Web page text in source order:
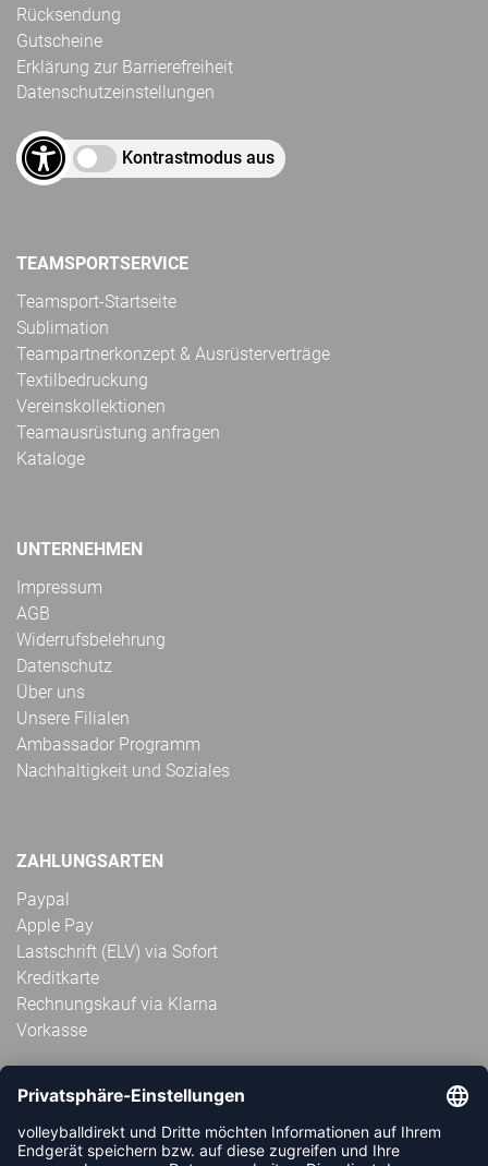
Rücksendung
Gutscheine
Erklärung zur Barrierefreiheit
Datenschutzeinstellungen
Kontrastmodus aus
TEAMSPORTSERVICE
Teamsport-Startseite
Sublimation
Teampartnerkonzept & Ausrüsterverträge
Textilbedruckung
Vereinskollektionen
Teamausrüstung anfragen
Kataloge
UNTERNEHMEN
Impressum
AGB
Widerrufsbelehrung
Datenschutz
Über uns
Unsere Filialen
Ambassador Programm
Nachhaltigkeit und Soziales
ZAHLUNGSARTEN
Paypal
Apple Pay
Lastschrift (ELV) via Sofort
Kreditkarte
Rechnungskauf via Klarna
Vorkasse
ABONNIERE JETZT DEN KOSTENLOSEN
VOLLEYBALLDIREKT-NEWSLETTER UND VERPASSE KEINE
NEUIGKEIT ODER AKTION MEHR.